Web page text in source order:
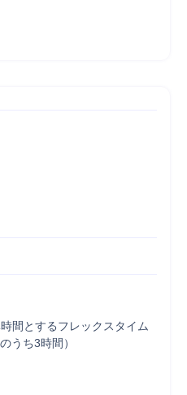
間とするフレックスタイム
うち3時間）